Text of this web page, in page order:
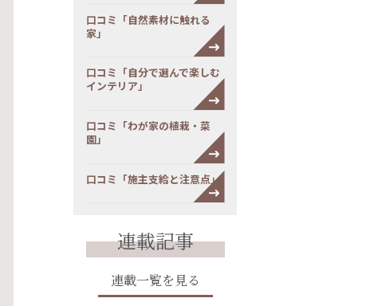
口コミ「自然素材に触れる
家」
口コミ「自分で選んで楽しむ
インテリア」
口コミ「わが家の植栽・菜
園」
口コミ「施主支給と注意点」
連載記事
連載一覧を見る